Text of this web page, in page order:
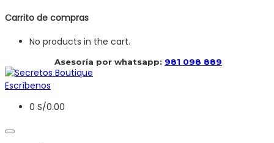
Carrito de compras
No products in the cart.
Asesoría por whatsapp: 981 098 889
Escríbenos
0 S/0.00